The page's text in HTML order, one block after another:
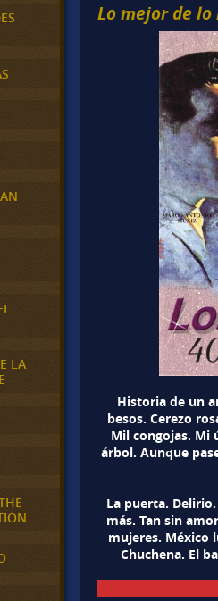
Lo mejor de lo
Historia de un
besos. Cerezo
Mil congojas. Mi
árbol. Aunque
La puerta.
más. Tan sin
mujeres. México
Chuchena. El
LA